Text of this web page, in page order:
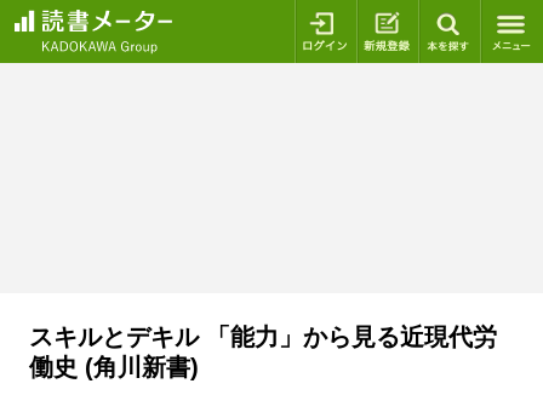
ログイン 新規登録
スキルとデキル 「能力」から見る近現代労
働史 (角川新書)